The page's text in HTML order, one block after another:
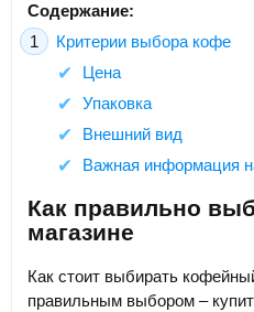
Содержание:
Критерии выбора кофе
Цена
Упаковка
Внешний вид
Важная информация
Как правильно
магазине
Как стоит выбирать
правильным выбором –